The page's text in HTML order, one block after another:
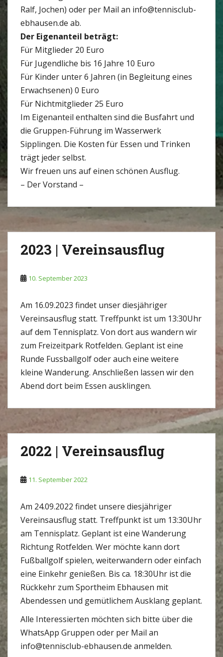
Ralf, Jochen) oder per Mail an info@tennisclub-
ebhausen.de ab.
Der Eigenanteil beträgt:
Für Mitglieder 20 Euro
Für Jugendliche bis 16 Jahre 10 Euro
Für Kinder unter 6 Jahren (in Begleitung eines
Erwachsenen) 0 Euro
Für Nichtmitglieder 25 Euro
Im Eigenanteil enthalten sind die Busfahrt und
die Gruppen-Führung im Wasserwerk
Sipplingen. Die Kosten für Essen und Trinken
trägt jeder selbst.
Wir freuen uns auf einen schönen Ausflug.
– Der Vorstand –
2023 | Vereinsausflug
10. September 2023
Am 16.09.2023 findet unser diesjähriger
Vereinsausflug statt. Treffpunkt ist um 13:30Uhr
auf dem Tennisplatz. Von dort aus wandern wir
zum Freizeitpark Rotfelden. Geplant ist eine
Runde Fussballgolf oder auch eine weitere
kleine Wanderung. Anschließen lassen wir den
Abend dort beim Essen ausklingen.
2022 | Vereinsausflug
11. September 2022
Am 24.09.2022 findet unsere diesjähriger
Vereinsausflug statt. Treffpunkt ist um 13:30Uhr
am Tennisplatz. Geplant ist eine Wanderung
Richtung Rotfelden. Wer möchte kann dort
Fußballgolf spielen, weiterwandern oder einfach
eine Einkehr genießen. Bis ca. 18:30Uhr ist die
Rückkehr zum Sportheim Ebhausen mit
Abendessen und gemütlichem Ausklang geplant.
Alle Interessierten möchten sich bitte über die
WhatsApp Gruppen oder per Mail an
info@tennisclub-ebhausen.de anmelden.